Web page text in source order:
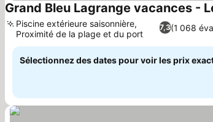
Grand Bleu Lagrange vacances -
7,3(1 068
Piscine extérieure saisonnière,
Proximité de la plage et du port
Sélectionnez des dates pour voir les prix